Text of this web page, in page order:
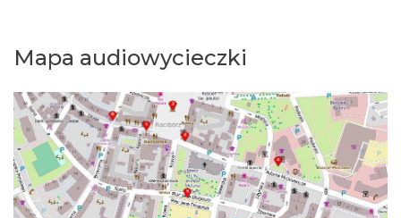
Mapa audiowycieczki